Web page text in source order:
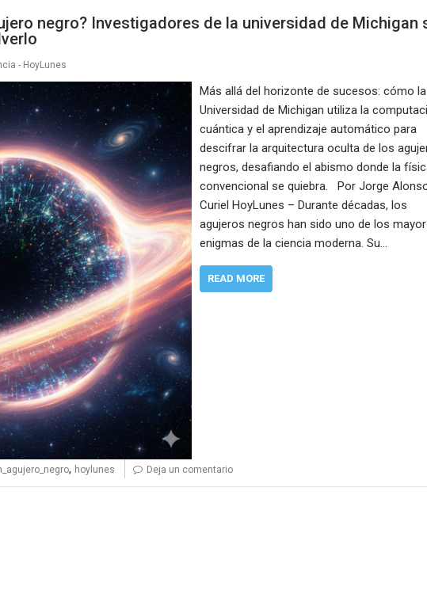
negro? Investigadores de la universidad de Michigan
- HoyLunes
Más allá del horizonte de sucesos: cómo la
Universidad de Michigan utiliza la
cuántica y el aprendizaje automático para
descifrar la arquitectura oculta de los
negros, desafiando el abismo donde la
convencional se quiebra. Por Jorge
Curiel HoyLunes – Durante décadas, los
agujeros negros han sido uno de los
enigmas de la ciencia moderna. Su…
READ MORE
, hoylunes Deja un comentario